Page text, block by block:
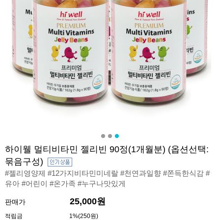
하이웰 멀티비타민 젤리빈 90정(1개월분) (옵션선택:
묶음구성)
#젤리영양제 #12가지비타민미네랄 #천연과일향 #쫀득한식감 #
유아 #어린이 #온가족 #누구나맛있게
판매가 25,000원
적립금 1%(250원)